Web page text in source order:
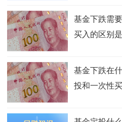
基金下跌需
买入的区别
基金下跌在
投和一次性